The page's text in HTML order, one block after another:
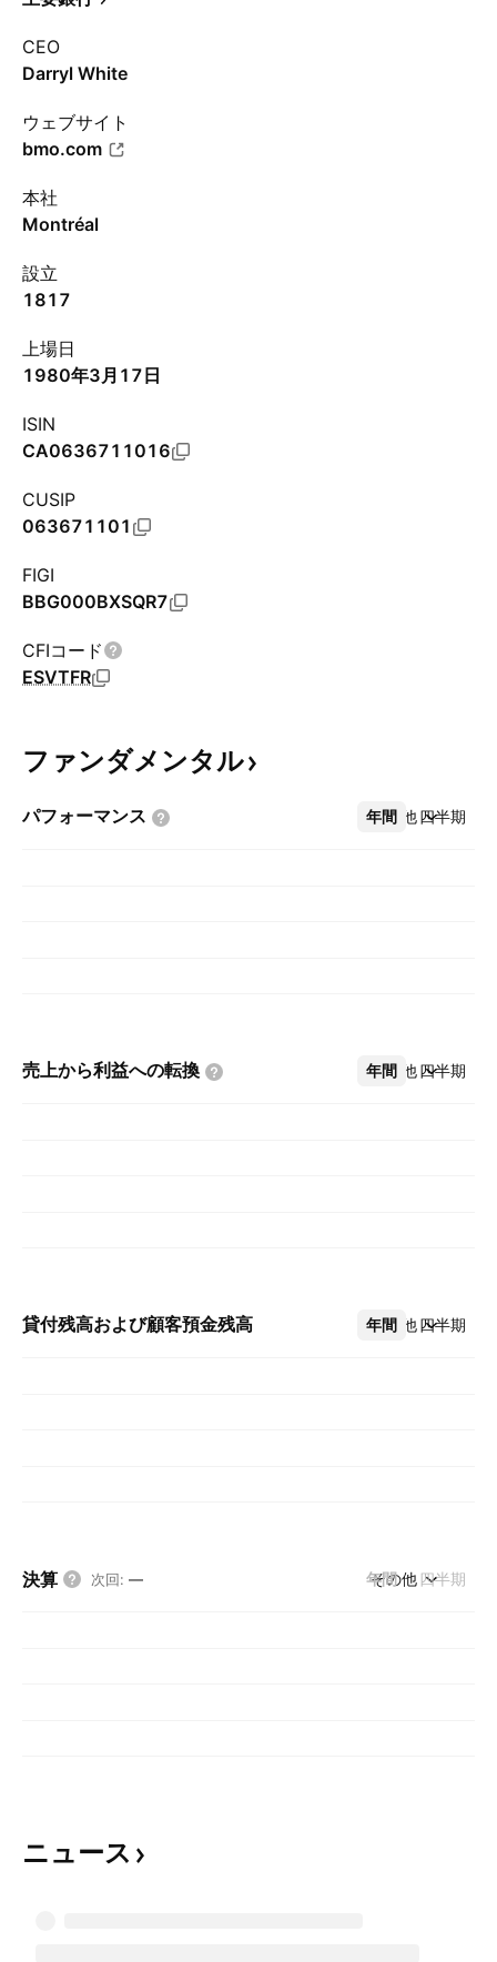
CEO
Darryl White
ウェブサイト
bmo.com
本社
Montréal
設立
1817
上場日
1980年3月17日
ISIN
CA0636711016
CUSIP
063671101
FIGI
BBG000BXSQR7
CFIコード
ESVTFR
ファンダメンタル
パフォーマンス 年間 四半期
その他
売上から利益への転換 年間 四半期
その他
貸付残高および顧客預金残高 年間 四半期
その他
決算 次回: — 年間 四半期
その他
ニュース